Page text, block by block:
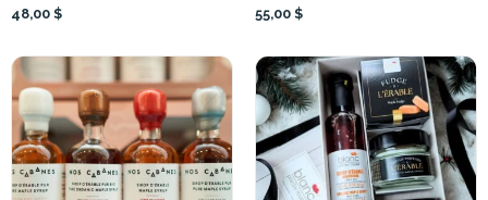
48,00 $ 55,00 $